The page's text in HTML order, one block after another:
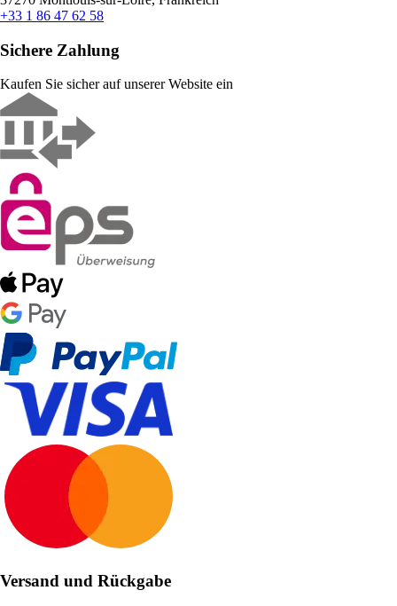
+33 1 86 47 62 58
Sichere Zahlung
Kaufen Sie sicher auf unserer Website ein
Versand und Rückgabe